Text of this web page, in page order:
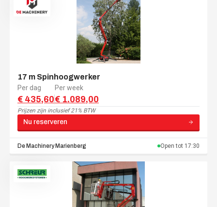
17 m Spinhoogwerker
Per dag
€ 435,60
Per week
€ 1.089,00
Prijzen zijn inclusief 21% BTW
Nu reserveren
De MachineryMarienberg Open tot 17:30